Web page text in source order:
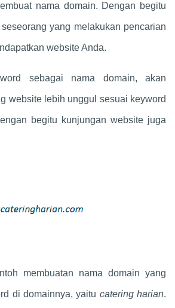
nama domain. Dengan begitu
yang melakukan pencarian
website Anda.
sebagai nama domain, akan
website lebih unggul sesuai keyword
begitu kunjungan website juga
membuatan nama domain yang
di domainnya, yaitu catering harian.